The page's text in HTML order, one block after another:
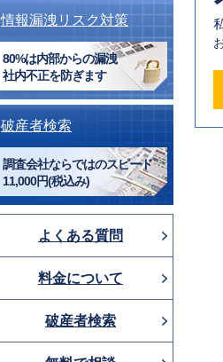
情報漏洩リスク対策
80%は内部からの漏洩
社内不正を防ぎます
破産者検索
調査会社ならではのスピード
11,000円(税込み)
よくある質問
料金について
破産者検索